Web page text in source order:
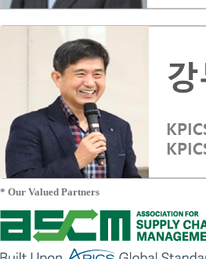
* Our Valued Partners